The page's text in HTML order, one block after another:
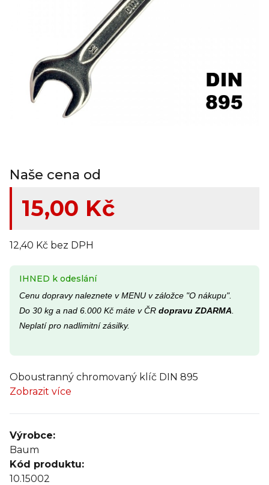
Naše cena od
15,00 Kč
12,40 Kč bez DPH
IHNED k odeslání
Cenu dopravy naleznete v MENU v záložce "O nákupu".
Do 30 kg a nad 6.000 Kč máte v ČR dopravu ZDARMA
Neplatí pro nadlimitní zásilky.
Oboustranný chromovaný klíč DIN 895
Zobrazit více
Výrobce:
Baum
Kód produktu:
10.15002